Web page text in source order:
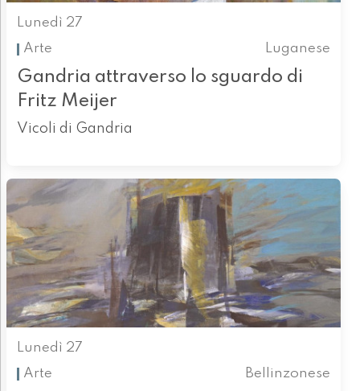
Lunedì 27
Arte
Luganese
Gandria attraverso lo sguardo di
Fritz Meijer
Vicoli di Gandria
Lunedì 27
Arte
Bellinzonese